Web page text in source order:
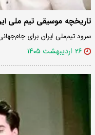
تاریخچه موسیقی تیم ملی
سرود تیم‌ملی ایران برای جام‌جهانی ۲۰۲۶ توسط پرواز همای ساخته و اجرا
۲۶ اردیبهشت ۱۴۰۵